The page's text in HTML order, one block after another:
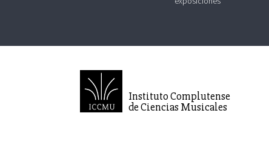
Instituto Complutense
de Ciencias Musicales